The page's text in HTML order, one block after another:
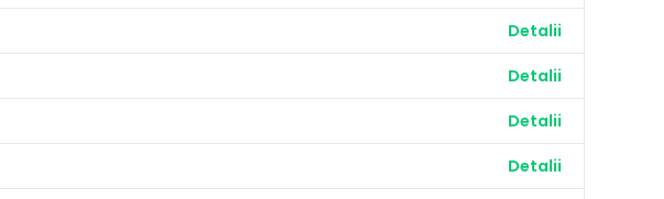
Detalii
Detalii
Detalii
Detalii